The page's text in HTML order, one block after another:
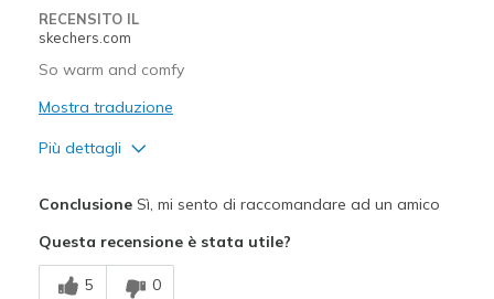
RECENSITO IL
skechers.com
So warm and comfy
Mostra traduzione
Più dettagli
Comfortable
ConclusioneSì, mi sento di raccomandare ad un amico
Questa recensione è stata utile?
5 0